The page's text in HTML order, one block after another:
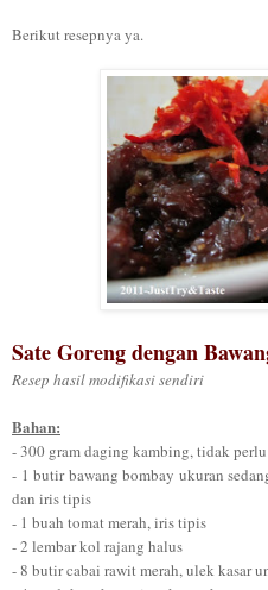
Berikut resepnya ya.
Sate Goreng dengan
Resep hasil modifikasi sendiri
Bahan:
- 300 gram daging kambing, tidak
- 1 butir bawang bombay ukuran
dan iris tipis
- 1 buah tomat merah, iris tipis
- 2 lembar kol rajang halus
- 8 butir cabai rawit merah, ulek kasar